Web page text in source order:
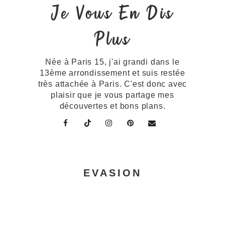
Je Vous En Dis
Plus
Née à Paris 15, j'ai grandi dans le
13ème arrondissement et suis restée
très attachée à Paris. C'est donc avec
plaisir que je vous partage mes
découvertes et bons plans.
EVASION